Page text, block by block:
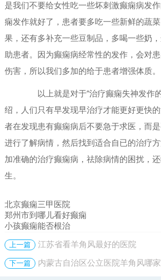
是我们不要给女性吃一些坏刺激癫痫病发
痫发作就好了，患者要多吃一些新鲜的蔬
果，还有多补充一些豆制品，多喝一些奶
助患者。因为癫痫病经常性的发作，会对
伤害，所以我们多加的给于患者增强体质。
以上就是对于“治疗癫痫失神发作的
绍，人们只有早发现早治疗才能更好更快
者在发现患有癫痫病后不要急于求医，而
进行了解病情，然后找到适合自已的治疗
加准确的治疗癫痫病，祛除病情的困扰，
生。
北京癫痫三甲医院
郑州市到哪儿看好癫痫
小孩癫痫能否根治
上一篇 江苏省看羊角风最好的医院
下一篇 内蒙古自治区公立医院羊角风哪